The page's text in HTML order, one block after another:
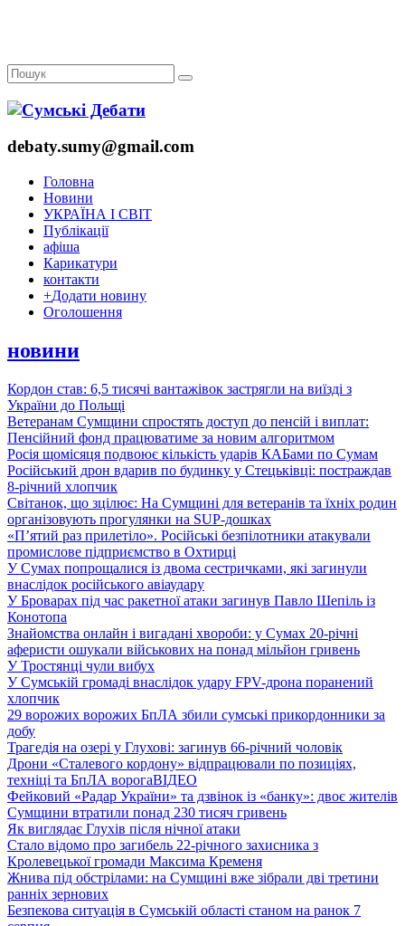
debaty.sumy@gmail.com
Головна
Новини
УКРАЇНА І СВІТ
Публікації
афіша
Карикатури
контакти
+Додати новину
Оголошення
новини
Кордон став: 6,5 тисячі вантажівок застрягли на виїзді з
України до Польщі
Ветеранам Сумщини спростять доступ до пенсій і виплат:
Пенсійний фонд працюватиме за новим алгоритмом
Росія щомісяця подвоює кількість ударів КАБами по Сумам
Російський дрон вдарив по будинку у Стецьківці: постраждав
8-річний хлопчик
Світанок, що зцілює: На Сумщині для ветеранів та їхніх родин
організовують прогулянки на SUP-дошках
«П’ятий раз прилетіло». Російські безпілотники атакували
промислове підприємство в Охтирці
У Сумах попрощалися із двома сестричками, які загинули
внаслідок російського авіаудару
У Броварах під час ракетної атаки загинув Павло Шепіль із
Конотопа
Знайомства онлайн і вигадані хвороби: у Сумах 20-річні
аферисти ошукали військових на понад мільйон гривень
У Тростянці чули вибух
У Сумській громаді внаслідок удару FPV-дрона поранений
хлопчик
29 ворожих ворожих БпЛА збили сумські прикордонники за
добу
Трагедія на озері у Глухові: загинув 66-річний чоловік
Дрони «Сталевого кордону» відпрацювали по позиціях,
техніці та БпЛА ворогаВІДЕО
Фейковий «Радар України» та дзвінок із «банку»: двоє жителів
Сумщини втратили понад 230 тисяч гривень
Як виглядає Глухів після нічної атаки
Стало відомо про загибель 22-річного захисника з
Кролевецької громади Максима Кременя
Жнива під обстрілами: на Сумщині вже зібрали дві третини
ранніх зернових
Безпекова ситуація в Сумській області станом на ранок 7